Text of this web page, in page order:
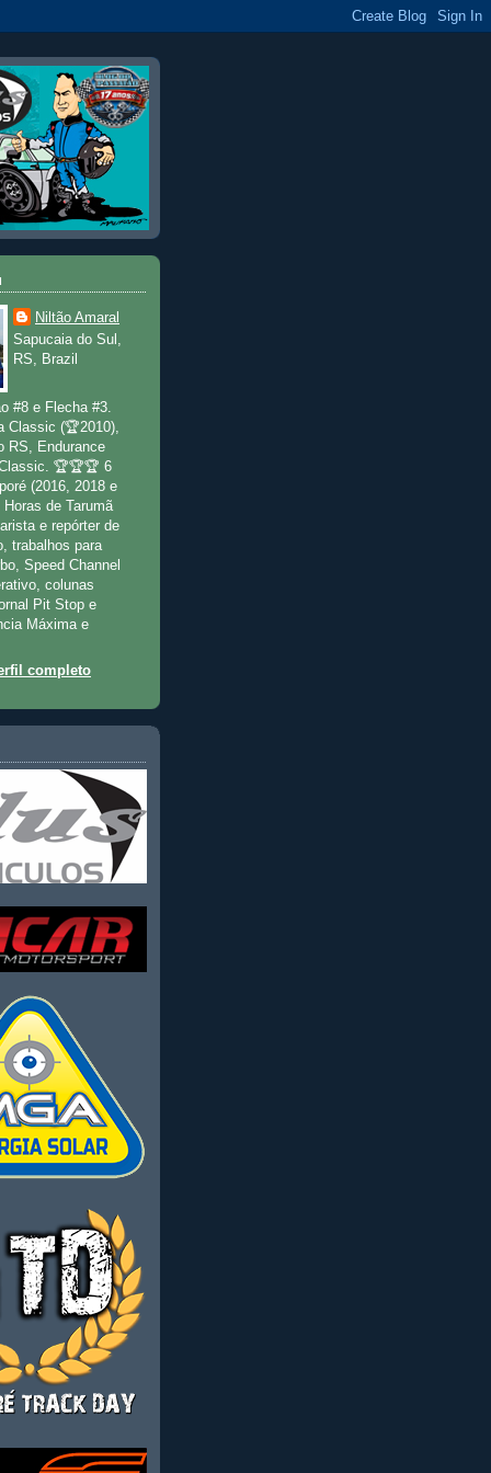
Niltão Amaral
Sapucaia do Sul,
RS, Brazil
#8 e Flecha #3.
Classic (🏆2010),
RS, Endurance
🏆🏆🏆 6
(2016, 2018 e
de Tarumã
e repórter de
trabalhos para
Speed Channel
colunas
Pit Stop e
Máxima e
completo